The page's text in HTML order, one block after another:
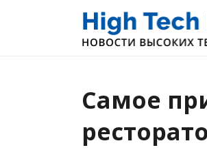
Самое